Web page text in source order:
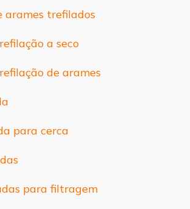
arames trefilados
a seco
de arames
para cerca
para filtragem